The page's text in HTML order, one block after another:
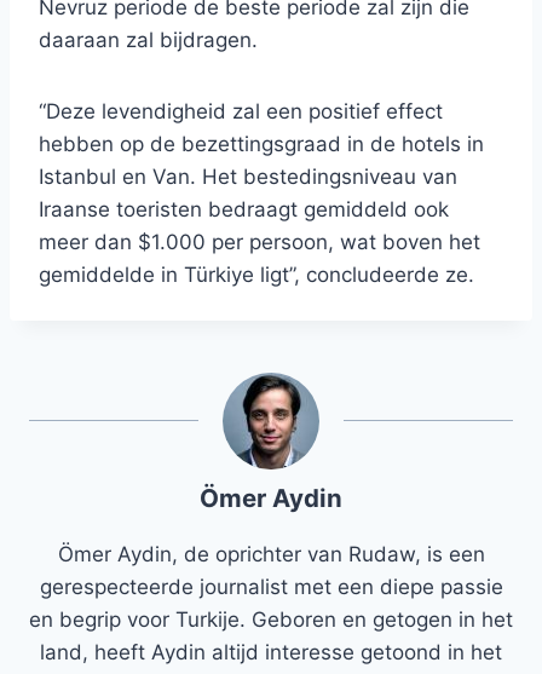
Nevruz periode de beste periode zal zijn die
daaraan zal bijdragen.
“Deze levendigheid zal een positief effect
hebben op de bezettingsgraad in de hotels in
Istanbul en Van. Het bestedingsniveau van
Iraanse toeristen bedraagt ​​gemiddeld ook
meer dan $1.000 per persoon, wat boven het
gemiddelde in Türkiye ligt”, concludeerde ze.
Ömer Aydin
Ömer Aydin, de oprichter van Rudaw, is een
gerespecteerde journalist met een diepe passie
en begrip voor Turkije. Geboren en getogen in het
land, heeft Aydin altijd interesse getoond in het